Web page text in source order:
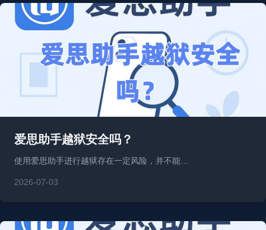
爱思助手越狱安全吗？
使用爱思助手进行越狱存在一定风险，并不能…
2026-07-03